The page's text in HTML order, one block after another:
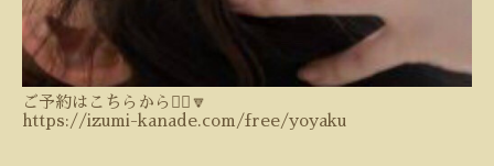
ご予約はこちらから💁‍♀️🔽
https://izumi-kanade.com/free/yoyaku